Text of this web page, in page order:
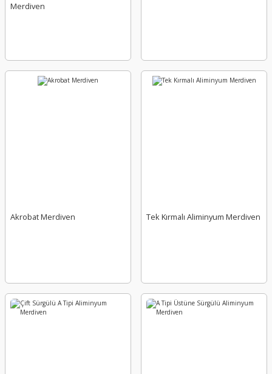
Merdiven
Akrobat Merdiven Tek Kırmalı Aliminyum Merdiven